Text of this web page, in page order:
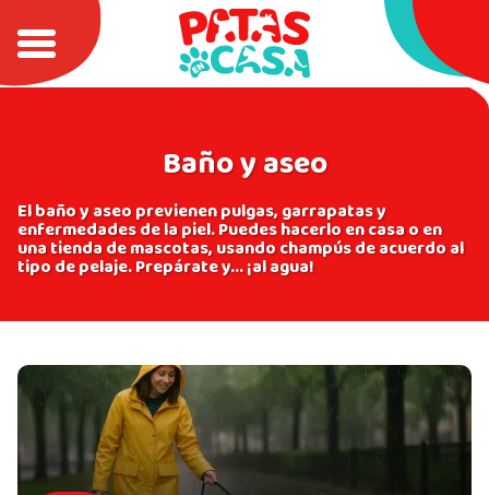
Baño y aseo
El baño y aseo previenen pulgas, garrapatas y
enfermedades de la piel. Puedes hacerlo en casa o en
una tienda de mascotas, usando champús de acuerdo al
tipo de pelaje. Prepárate y... ¡al agua!